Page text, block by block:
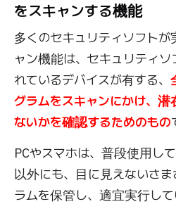
をスキャンする機能
多くのセキュリティソフト
ャン機能は、セキュリティソ
れているデバイスが有する、
グラムをスキャンにかけ、
ないかを確認するためのもの
PCやスマホは、普段使用し
以外にも、目に見えないさ
ラムを保管し、適宜実行し